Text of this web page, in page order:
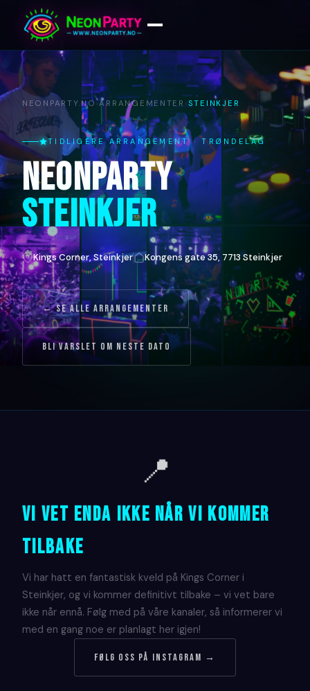
NEONPARTY.NO›ARRANGEMENTER › STEINKJER
TIDLIGERE ARRANGEMENT · TRØNDELAG
NEONPARTY
STEINKJER
Kings Corner, Steinkjer Kongens gate 35, 7713 Steinkjer
← Se alle arrangementer
Bli varslet om neste dato
📍
VI VET ENDA IKKE NÅR VI KOMMER
TILBAKE
Vi har hatt en fantastisk kveld på Kings Corner i
Steinkjer, og vi kommer definitivt tilbake – vi vet bare
ikke når ennå. Følg med på våre kanaler, så informerer vi
med en gang noe er planlagt her igjen!
Følg oss på Instagram →